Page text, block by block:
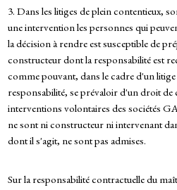
3. Dans les litiges de plein contentieux,
une intervention les personnes qui
la décision à rendre est susceptible de
constructeur dont la responsabilité est
comme pouvant, dans le cadre d'un
responsabilité, se prévaloir d'un droit de
interventions volontaires des sociétés
ne sont ni constructeur ni intervenant
dont il s'agit, ne sont pas admises.
Sur la responsabilité contractuelle du